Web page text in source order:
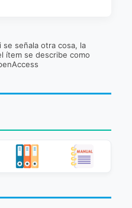
se señala otra cosa, la
ítem se describe como